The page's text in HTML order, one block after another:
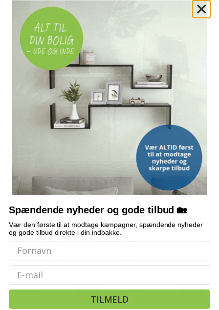
Skydedørsautomatik FAAC
740 - Delta 2 sæt til 500 kg
port
3.699,- Vis
Motorstyring Nice Proxima
449,-
På lager
BFT
KIT INT - motorsæt til 2-fløjet
6.699,- Vis
CAME
6.799,- Vis
Spændende nyheder og gode tilbud 🏡
Vær den første til at modtage kampagner, spændende nyheder
og gode tilbud direkte i din indbakke.
Email
TILMELD